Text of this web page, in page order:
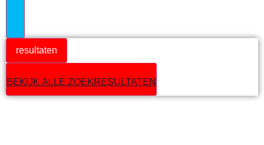
resultaten
BEKIJK ALLE ZOEKRESULTATEN